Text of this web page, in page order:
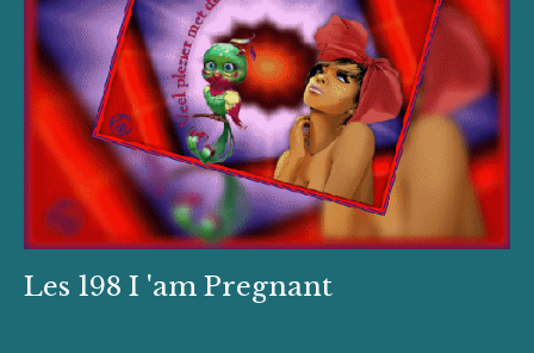
Les 198 I 'am Pregnant